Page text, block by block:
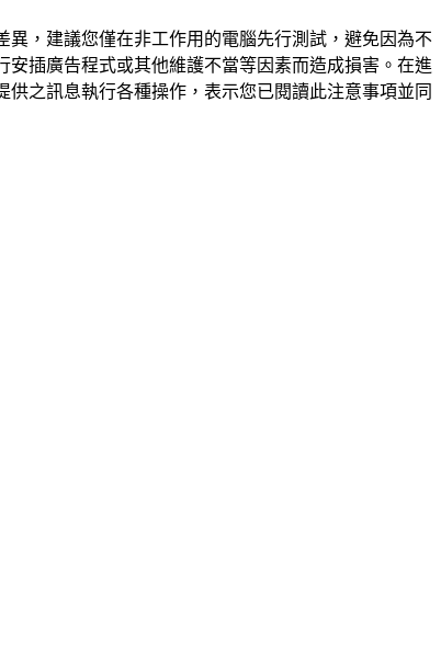
，建議您僅在非工作用的電腦先行測試，避免因為不
插廣告程式或其他維護不當等因素而造成損害。在進
之訊息執行各種操作，表示您已閱讀此注意事項並同